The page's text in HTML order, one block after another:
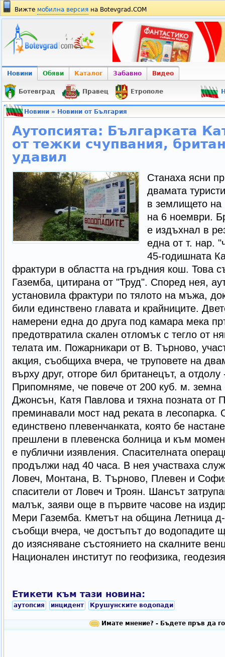
Вижте мобилна версия на Botevgrad.COM
Новини Обяви Каталог Забавно Видео
Ботевград Правец Етрополе
Новини» Новини от България
Аутопсията: Българката
от тежки счупвания,
удавил
Станаха ясни
двамата
в землището на
на 6 ноември.
е издъхнал в
една от т. нар.
45-годишната
фрактури в областта на гръдния кош. Това
Газемба, цитирана от "Труд". Според нея,
установила фрактури по тялото на мъжа,
били единствено главата и крайниците.
намерени една до друга под камара мека
предотвратила скален отломък с тегло от
телата им. Пожарникари от В. Търново,
акция, съобщиха вчера, че труповете на
върху друг, отгоре бил британецът, а отдолу
Припомняме, че повече от 200 куб. м.
Джонсън, Катя Павлова и тяхна позната от
преминавали мост над реката в лесопарка.
единствено плевенчанката, която бе
прешлени в плевенска болница и към
е публични изявления. Спасителната
продължи над 40 часа. В нея участваха
Ловеч, Монтана, В. Търново, Плевен и
спасители от Ловеч и Троян. Шансът
малък, заяви още в първите часове на
Мери Газемба. Кметът на община Летница
съобщи вчера, че достъпът до водопадите
до изясняване състоянието на скалните
Национален институт по геофизика,
Етикети към тази новина:
аутопсия инцидент Крушунските водопади
Имате мнение? - Бъдете пръв да го